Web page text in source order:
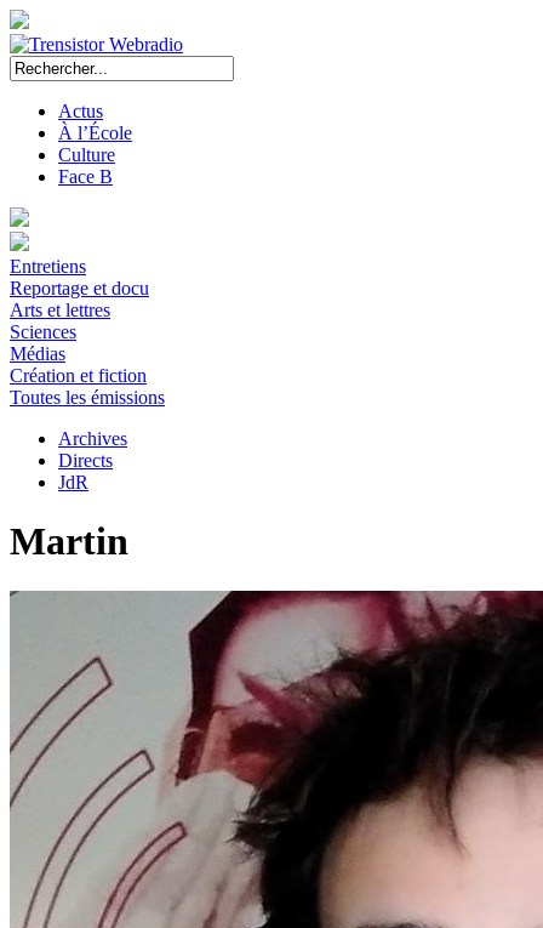
Actus
À l’École
Culture
Face B
Entretiens
Reportage et docu
Arts et lettres
Sciences
Médias
Création et fiction
Toutes les émissions
Archives
Directs
JdR
Martin